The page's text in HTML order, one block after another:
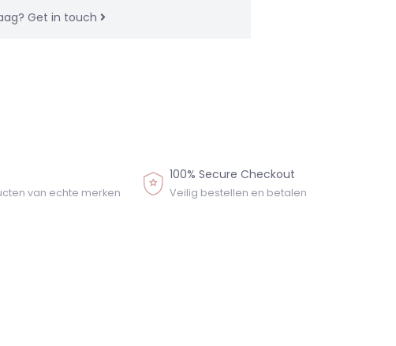
Get in touch
van echte merken
100% Secure Checkout
Veilig bestellen en betalen